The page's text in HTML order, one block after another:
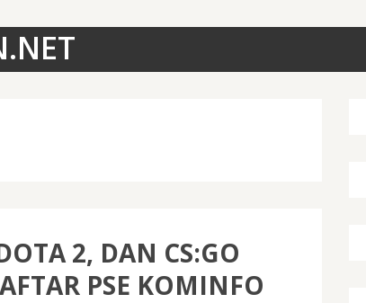
2, DAN CS:GO
PSE KOMINFO